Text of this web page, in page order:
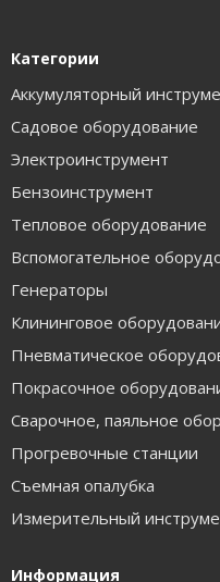
Категории
Аккумуляторный
Садовое оборудование
Электроинструмент
Бензоинструмент
Тепловое оборудование
Вспомогательное
Генераторы
Клининговое
Пневматическое
Покрасочное
Сварочное, паяльное
Прогревочные станции
Съемная опалубка
Измерительный
Информация